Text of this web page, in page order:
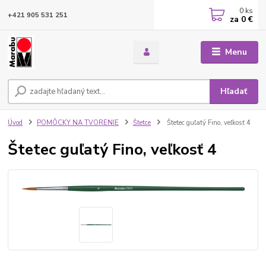
Menu
Hľadať
+421 905 531 251 0 ks
za 0 €
Úvod POMÔCKY NA TVORENIE Štetce Štetec guľatý Fino, veľkosť 4
Štetec guľatý Fino, veľkosť 4